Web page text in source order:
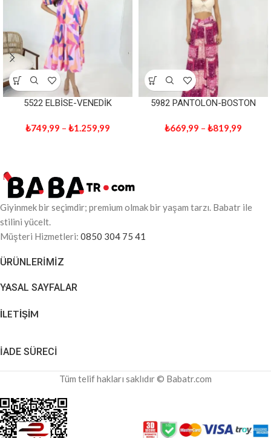
5522 ELBİSE-VENEDİK
₺749,99 – ₺1.259,99
5982 PANTOLON-BOSTON
₺669,99 – ₺819,99
Giyinmek bir seçimdir; premium olmak bir yaşam tarzı. Babatr ile
stilini yücelt.
Müşteri Hizmetleri: 0850 304 75 41
ÜRÜNLERIMIZ
YASAL SAYFALAR
İLETİŞİM
İADE SÜRECİ
Tüm telif hakları saklıdır © Babatr.com